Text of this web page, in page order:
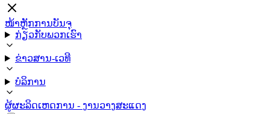
ໜ້າຫຼັກການບັນຈຸ
ກ່ຽວກັບພວກເຮົາ
ຂ່າວສານ-ເວທີ
ບໍລິການ
ຜູ້ຜະລິດເຫດການ - ງານວາງສະແດງ